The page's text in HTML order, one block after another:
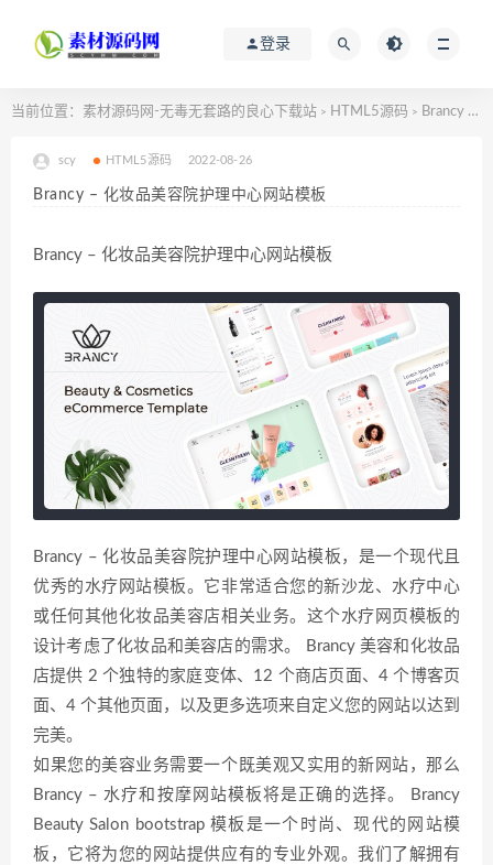
登录
当前位置： 素材源码网-无毒无套路的良心下载站 > HTML5源码 > Brancy – 化妆品美容院护理中心网站模板
scy HTML5源码 2022-08-26
Brancy – 化妆品美容院护理中心网站模板
Brancy – 化妆品美容院护理中心网站模板
Brancy – 化妆品美容院护理中心网站模板，是一个现代且
优秀的水疗网站模板。它非常适合您的新沙龙、水疗中心
或任何其他化妆品美容店相关业务。这个水疗网页模板的
设计考虑了化妆品和美容店的需求。 Brancy 美容和化妆品
店提供 2 个独特的家庭变体、12 个商店页面、4 个博客页
面、4 个其他页面，以及更多选项来自定义您的网站以达到
完美。
如果您的美容业务需要一个既美观又实用的新网站，那么
Brancy – 水疗和按摩网站模板将是正确的选择。 Brancy
Beauty Salon bootstrap 模板是一个时尚、现代的网站模
板，它将为您的网站提供应有的专业外观。我们了解拥有